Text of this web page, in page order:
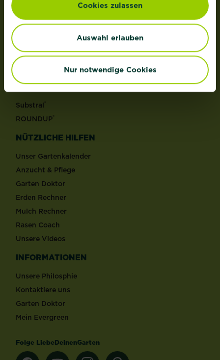
Cookies zulassen
Auswahl erlauben
Nur notwendige Cookies
Grundstoffe
Schädlinge
Reinigungsmittel
MARKEN
Substral®
ROUNDUP®
NÜTZLICHE HILFEN
Unser Gartenkalender
Anzucht & Pflege
Garten Doktor
Erden Rechner
Mulch Rechner
Rasen Coach
Unsere Videos
INFORMATIONEN
Unsere Philosphie
Kontaktiere uns
Garten Doktor
Mein Evergreen
Folge LiebeDeinenGarten